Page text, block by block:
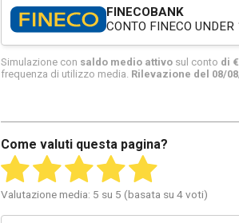
FINECOBANK
CONTO FINECO UNDER
Simulazione con saldo medio attivo sul conto di
frequenza di utilizzo media. Rilevazione del 08/
Come valuti questa pagina?
Valutazione media: 5 su 5 (basata su 4 voti)